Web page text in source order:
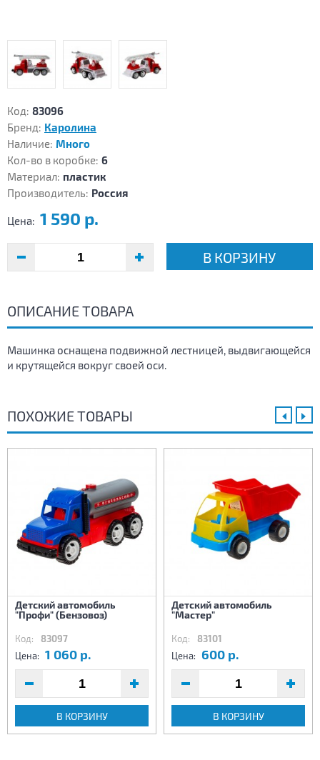
Код: 83096
Бренд: Каролина
Наличие: Много
Кол-во в коробке: 6
Материал: пластик
Производитель: Россия
Цена: 1 590 р.
В КОРЗИНУ
ОПИСАНИЕ ТОВАРА
Машинка оснащена подвижной лестницей, выдвигающейся
и крутящейся вокруг своей оси.
ПОХОЖИЕ ТОВАРЫ
Детский автомобиль
"Профи" (Бензовоз)
Код: 83097
Цена: 1 060 р.
В КОРЗИНУ
Детский автомобиль
"Мастер"
Код: 83101
Цена: 600 р.
В КОРЗИНУ